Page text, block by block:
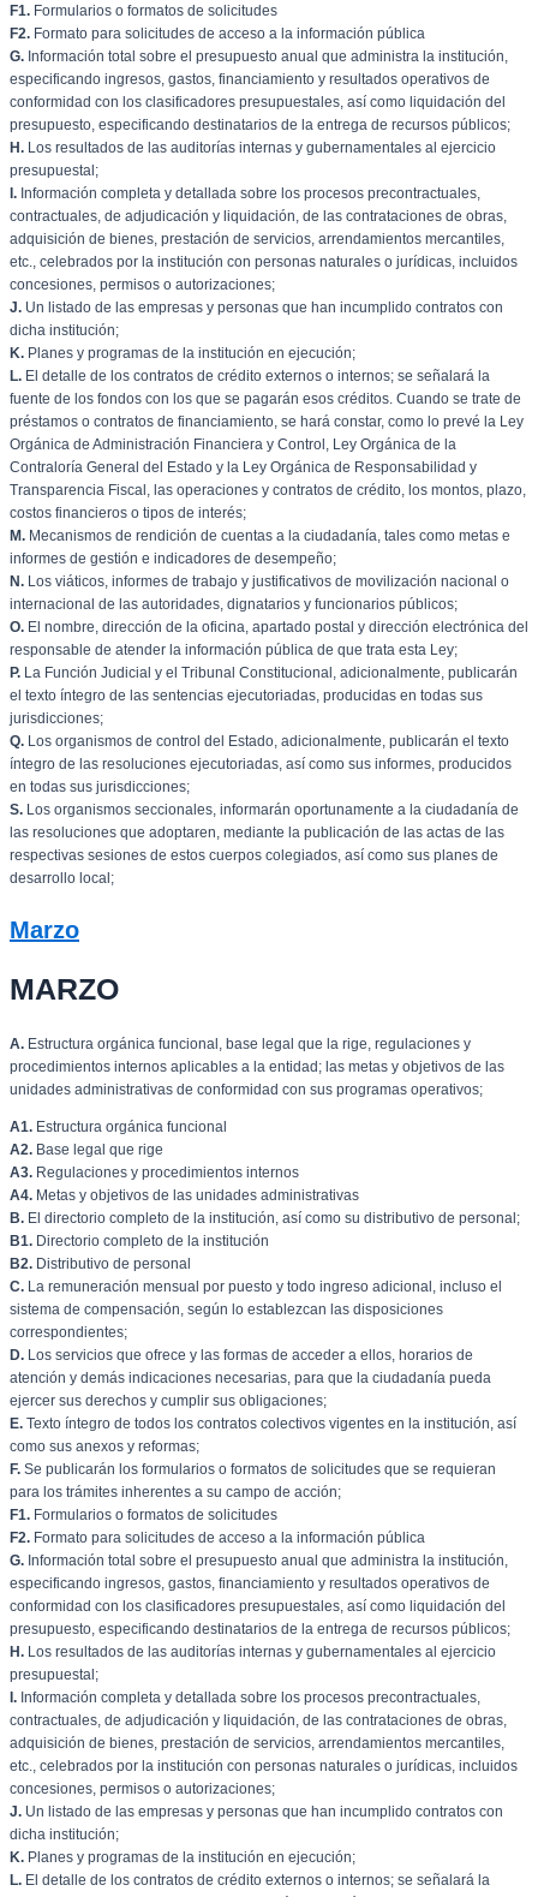
F1. Formularios o formatos de solicitudes
F2. Formato para solicitudes de acceso a la información pública
G. Información total sobre el presupuesto anual que administra la institución,
especificando ingresos, gastos, financiamiento y resultados operativos de
conformidad con los clasificadores presupuestales, así como liquidación del
presupuesto, especificando destinatarios de la entrega de recursos públicos;
H. Los resultados de las auditorías internas y gubernamentales al ejercicio
presupuestal;
I. Información completa y detallada sobre los procesos precontractuales,
contractuales, de adjudicación y liquidación, de las contrataciones de obras,
adquisición de bienes, prestación de servicios, arrendamientos mercantiles,
etc., celebrados por la institución con personas naturales o jurídicas, incluidos
concesiones, permisos o autorizaciones;
J. Un listado de las empresas y personas que han incumplido contratos con
dicha institución;
K. Planes y programas de la institución en ejecución;
L. El detalle de los contratos de crédito externos o internos; se señalará la
fuente de los fondos con los que se pagarán esos créditos. Cuando se trate de
préstamos o contratos de financiamiento, se hará constar, como lo prevé la Ley
Orgánica de Administración Financiera y Control, Ley Orgánica de la
Contraloría General del Estado y la Ley Orgánica de Responsabilidad y
Transparencia Fiscal, las operaciones y contratos de crédito, los montos, plazo,
costos financieros o tipos de interés;
M. Mecanismos de rendición de cuentas a la ciudadanía, tales como metas e
informes de gestión e indicadores de desempeño;
N. Los viáticos, informes de trabajo y justificativos de movilización nacional o
internacional de las autoridades, dignatarios y funcionarios públicos;
O. El nombre, dirección de la oficina, apartado postal y dirección electrónica del
responsable de atender la información pública de que trata esta Ley;
P. La Función Judicial y el Tribunal Constitucional, adicionalmente, publicarán
el texto íntegro de las sentencias ejecutoriadas, producidas en todas sus
jurisdicciones;
Q. Los organismos de control del Estado, adicionalmente, publicarán el texto
íntegro de las resoluciones ejecutoriadas, así como sus informes, producidos
en todas sus jurisdicciones;
S. Los organismos seccionales, informarán oportunamente a la ciudadanía de
las resoluciones que adoptaren, mediante la publicación de las actas de las
respectivas sesiones de estos cuerpos colegiados, así como sus planes de
desarrollo local;
Marzo
MARZO
A. Estructura orgánica funcional, base legal que la rige, regulaciones y
procedimientos internos aplicables a la entidad; las metas y objetivos de las
unidades administrativas de conformidad con sus programas operativos;
A1. Estructura orgánica funcional
A2. Base legal que rige
A3. Regulaciones y procedimientos internos
A4. Metas y objetivos de las unidades administrativas
B. El directorio completo de la institución, así como su distributivo de personal;
B1. Directorio completo de la institución
B2. Distributivo de personal
C. La remuneración mensual por puesto y todo ingreso adicional, incluso el
sistema de compensación, según lo establezcan las disposiciones
correspondientes;
D. Los servicios que ofrece y las formas de acceder a ellos, horarios de
atención y demás indicaciones necesarias, para que la ciudadanía pueda
ejercer sus derechos y cumplir sus obligaciones;
E. Texto íntegro de todos los contratos colectivos vigentes en la institución, así
como sus anexos y reformas;
F. Se publicarán los formularios o formatos de solicitudes que se requieran
para los trámites inherentes a su campo de acción;
F1. Formularios o formatos de solicitudes
F2. Formato para solicitudes de acceso a la información pública
G. Información total sobre el presupuesto anual que administra la institución,
especificando ingresos, gastos, financiamiento y resultados operativos de
conformidad con los clasificadores presupuestales, así como liquidación del
presupuesto, especificando destinatarios de la entrega de recursos públicos;
H. Los resultados de las auditorías internas y gubernamentales al ejercicio
presupuestal;
I. Información completa y detallada sobre los procesos precontractuales,
contractuales, de adjudicación y liquidación, de las contrataciones de obras,
adquisición de bienes, prestación de servicios, arrendamientos mercantiles,
etc., celebrados por la institución con personas naturales o jurídicas, incluidos
concesiones, permisos o autorizaciones;
J. Un listado de las empresas y personas que han incumplido contratos con
dicha institución;
K. Planes y programas de la institución en ejecución;
L. El detalle de los contratos de crédito externos o internos; se señalará la